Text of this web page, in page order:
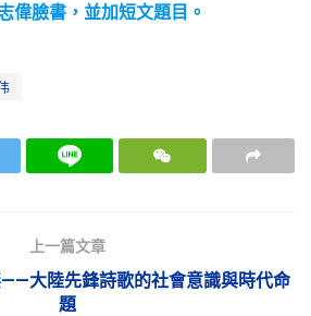
偉臉書，並加短文題目。
上一篇文章
大陸先鋒詩歌的社會意識與時代命
題